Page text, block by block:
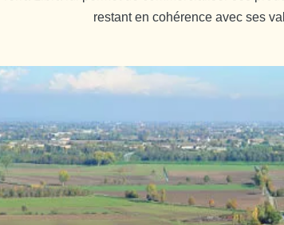
restant en cohérence avec ses